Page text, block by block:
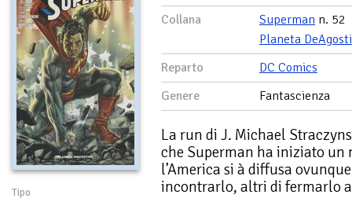
Tipo
Collana
Superman n. 52
Planeta
Reparto
DC Comics
Genere
Fantascienza
La run di J. Michael
che Superman ha iniziato un
l’America si à diffusa
incontrarlo, altri di fermarlo